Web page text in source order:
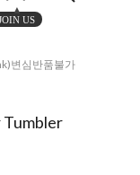
JOIN US
변심반품불가
Tumbler